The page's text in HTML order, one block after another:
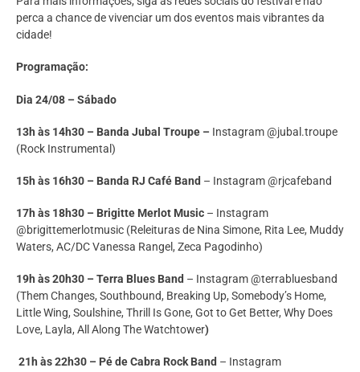
perca a chance de vivenciar um dos eventos mais vibrantes da
cidade!
Programação:
Dia 24/08 – Sábado
13h às 14h30 – Banda Jubal Troupe – Instagram @jubal.troupe
(Rock Instrumental)
15h às 16h30 – Banda RJ Café Band – Instagram @rjcafeband
17h às 18h30 – Brigitte Merlot Music – Instagram
@brigittemerlotmusic (Releituras de Nina Simone, Rita Lee, Muddy
Waters, AC/DC Vanessa Rangel, Zeca Pagodinho)
19h às 20h30 – Terra Blues Band – Instagram @terrabluesband
(Them Changes, Southbound, Breaking Up, Somebody’s Home,
Little Wing, Soulshine, Thrill Is Gone, Got to Get Better, Why Does
Love, Layla, All Along The Watchtower)
21h às 22h30 – Pé de Cabra Rock Band – Instagram